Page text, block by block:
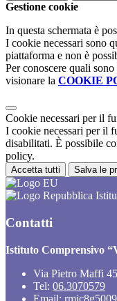
Gestione cookie
In questa schermata è
I cookie necessari sono
piattaforma e non è
Per conoscere quali
visionare la COOKIE
Cookie necessari per il
I cookie necessari per il
disabilitati. È possibile
policy.
Accetta tutti Salva le
Contatti
Istituto Comprensivo
Via Pietro Maffi
Tel: 06.3070579
Email: